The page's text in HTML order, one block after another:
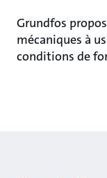
Grundfos
mécaniques à
conditions de